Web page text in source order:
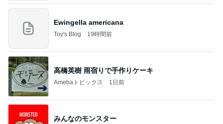
Ewingella americana
Toy's Blog 19時間前
高橋英樹 雨宿りで手作りケーキ
Amebaトピックス 1日前
みんなのモンスター